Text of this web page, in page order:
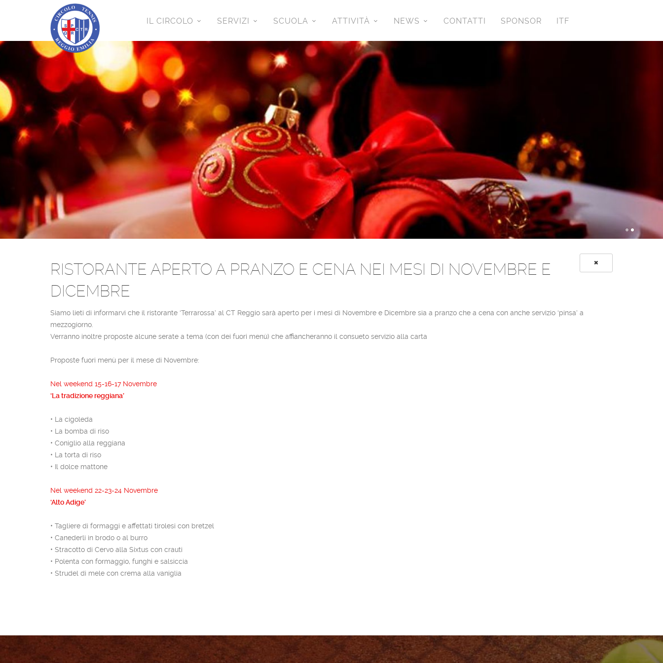
IL CIRCOLO SERVIZI SCUOLA ATTIVITÀ NEWS CONTATTI SPONSOR ITF
RISTORANTE APERTO A PRANZO E CENA NEI MESI DI NOVEMBRE E
DICEMBRE
Siamo lieti di informarvi che il ristorante ‘Terrarossa’ al CT Reggio sarà aperto per i mesi di Novembre e Dicembre sia a pranzo che a cena con anche servizio ‘pinsa’ a
mezzogiorno.
Verranno inoltre proposte alcune serate a tema (con dei fuori menù) che affiancheranno il consueto servizio alla carta
Proposte fuori menù per il mese di Novembre:
Nel weekend 15-16-17 Novembre
‘La tradizione reggiana’
• La cigoleda
• La bomba di riso
• Coniglio alla reggiana
• La torta di riso
• Il dolce mattone
Nel weekend 22-23-24 Novembre
‘Alto Adige’
• Tagliere di formaggi e affettati tirolesi con bretzel
• Canederli in brodo o al burro
• Stracotto di Cervo alla Sixtus con crauti
• Polenta con formaggio, funghi e salsiccia
• Strudel di mele con crema alla vaniglia